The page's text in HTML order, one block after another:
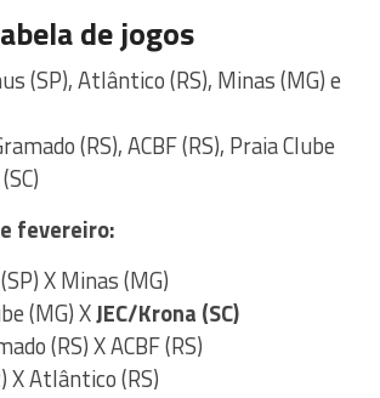
de jogos
(SP), Atlântico (RS), Minas (MG) e
(RS), ACBF (RS), Praia Clube
fevereiro:
X Minas (MG)
(MG) XJEC/Krona (SC)
(RS) X ACBF (RS)
X Atlântico (RS)